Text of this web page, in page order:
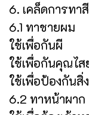
6. เคล็ดการทา
6.1 ทาชายผม
ใช้เพื่อกันผี
ใช้เพื่อกันคุณไส
ใช้เพื่อป้องกันสิ่
6.2 ทาหน้าผาก